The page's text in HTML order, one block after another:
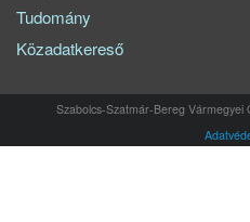
Tudomány
Közadatkereső
Szabolcs-Szatmár-Bereg